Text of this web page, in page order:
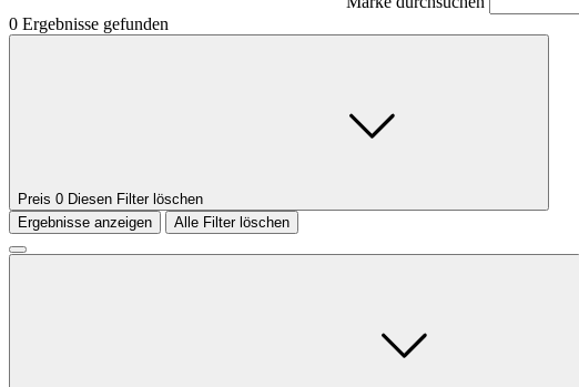
0 Ergebnisse gefunden
Preis 0 Diesen Filter löschen
Ergebnisse anzeigen
Alle Filter löschen